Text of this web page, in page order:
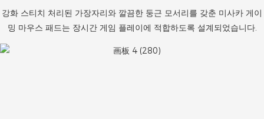
강화 스티치 처리된 가장자리와 깔끔한 둥근 모서리를 갖춘 미사카 게이
밍 마우스 패드는 장시간 게임 플레이에 적합하도록 설계되었습니다.